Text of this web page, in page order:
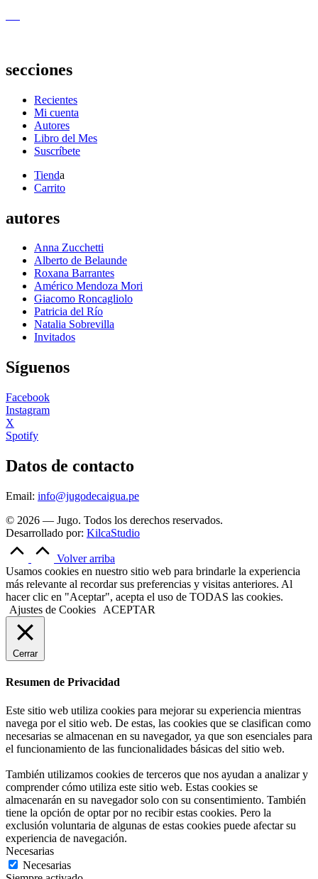
secciones
Recientes
Mi cuenta
Autores
Libro del Mes
Suscríbete
Tienda
Carrito
autores
Anna Zucchetti
Alberto de Belaunde
Roxana Barrantes
Américo Mendoza Mori
Giacomo Roncagliolo
Patricia del Río
Natalia Sobrevilla
Invitados
Síguenos
Facebook
Instagram
X
Spotify
Datos de contacto
Email: info@jugodecaigua.pe
© 2026 — Jugo. Todos los derechos reservados.
Desarrollado por: KilcaStudio
Volver arriba
Usamos cookies en nuestro sitio web para brindarle la experiencia
más relevante al recordar sus preferencias y visitas anteriores. Al
hacer clic en "Aceptar", acepta el uso de TODAS las cookies.
Ajustes de Cookies
ACEPTAR
Cerrar
Resumen de Privacidad
Este sitio web utiliza cookies para mejorar su experiencia mientras
navega por el sitio web. De estas, las cookies que se clasifican como
necesarias se almacenan en su navegador, ya que son esenciales para
el funcionamiento de las funcionalidades básicas del sitio web.
También utilizamos cookies de terceros que nos ayudan a analizar y
comprender cómo utiliza este sitio web. Estas cookies se
almacenarán en su navegador solo con su consentimiento. También
tiene la opción de optar por no recibir estas cookies. Pero la
exclusión voluntaria de algunas de estas cookies puede afectar su
experiencia de navegación.
Necesarias
Necesarias